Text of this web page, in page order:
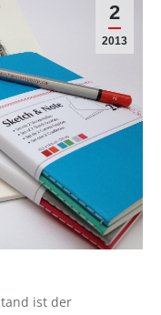
2
2013
ist der